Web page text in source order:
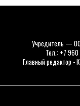
Учредитель —
Тел.: +7
Главный редактор -